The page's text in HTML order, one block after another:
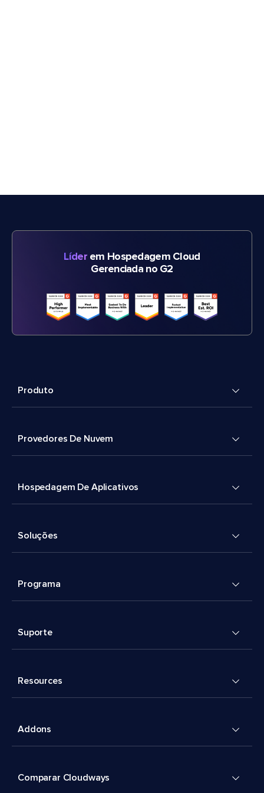
Líderem Hospedagem Cloud
Gerenciada no G2
Produto
Provedores De Nuvem
Hospedagem De Aplicativos
Soluções
Programa
Suporte
Resources
Addons
Comparar Cloudways